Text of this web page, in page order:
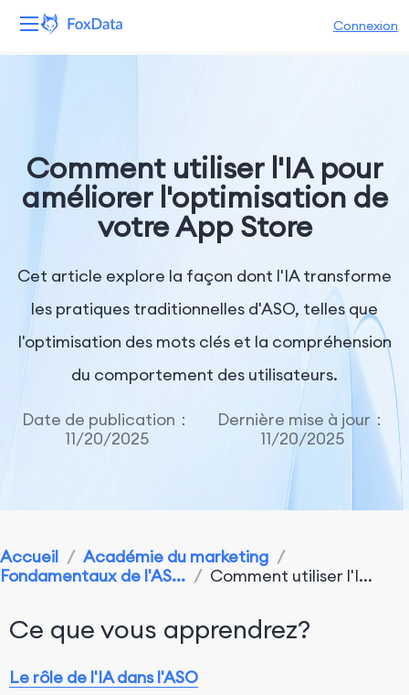
Connexion
Solutions
Tarifs
Entreprise
Comment utiliser l'IA pour
améliorer l'optimisation de
votre App Store
Cet article explore la façon dont l'IA transforme
les pratiques traditionnelles d'ASO, telles que
l'optimisation des mots clés et la compréhension
du comportement des utilisateurs.
Date de publication：
11/20/2025
Dernière mise à jour：
11/20/2025
Accueil / Académie du marketing /
Fondamentaux de l'AS... / Comment utiliser l'I...
Ce que vous apprendrez?
Le rôle de l'IA dans l'ASO